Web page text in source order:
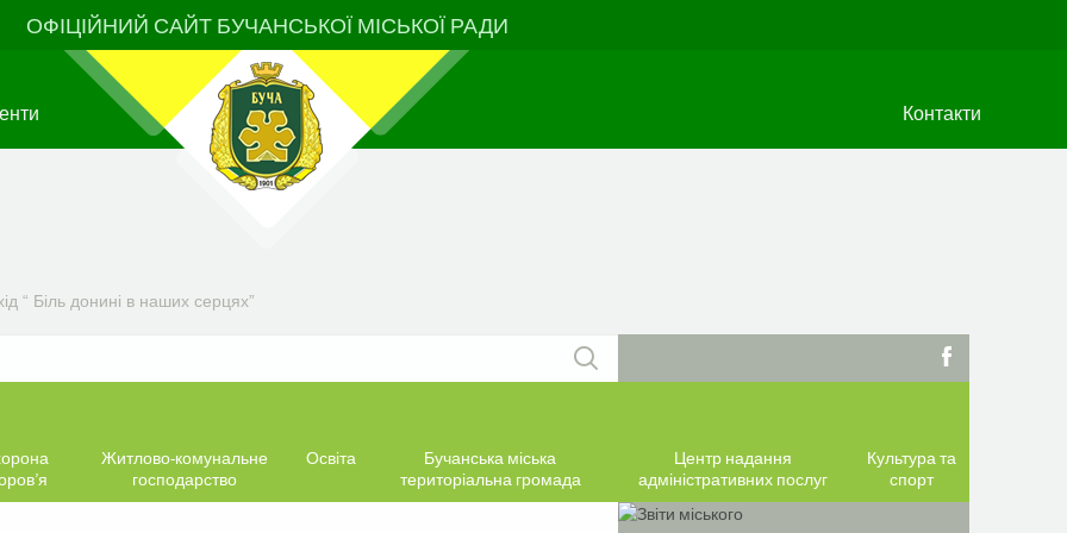
ОФІЦІЙНИЙ САЙТ БУЧАНСЬКОЇ МІСЬКОЇ РАДИ
Контакти
“ Біль донині в наших серцях”
Житлово-комунальне
господарство
Освіта
Бучанська міська
територіальна громада
Центр надання
адміністративних послуг
Культура та
спорт